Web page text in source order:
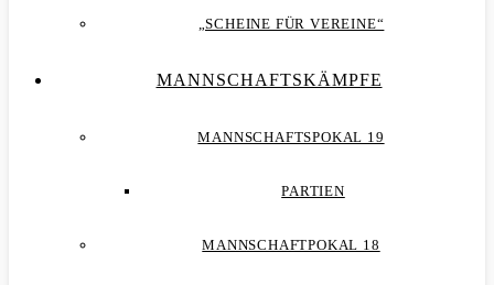
„SCHEINE FÜR VEREINE“
MANNSCHAFTSKÄMPFE
MANNSCHAFTSPOKAL 19
PARTIEN
MANNSCHAFTPOKAL 18